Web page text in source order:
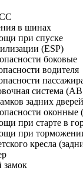
в шинах
при спуске
(ESP)
боковые
водителя
система
задних дверей
оконные
при старте в
при
кресла
замок